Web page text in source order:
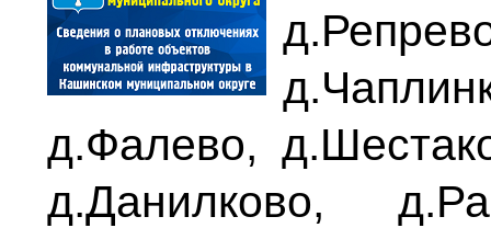
д.Фалево,
д.Данилково,